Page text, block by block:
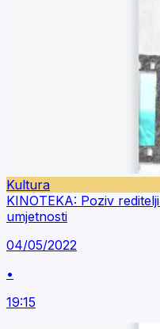
Kultura
KINOTEKA: Poziv
umjetnosti
04/05/2022
•
19:15